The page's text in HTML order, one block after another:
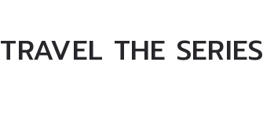
TRAVEL THE SERIES